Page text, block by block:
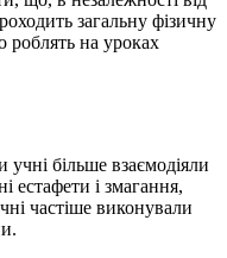
загальну фізичну
роблять на уроках
більше взаємодіяли
естафети і змагання,
частіше виконували